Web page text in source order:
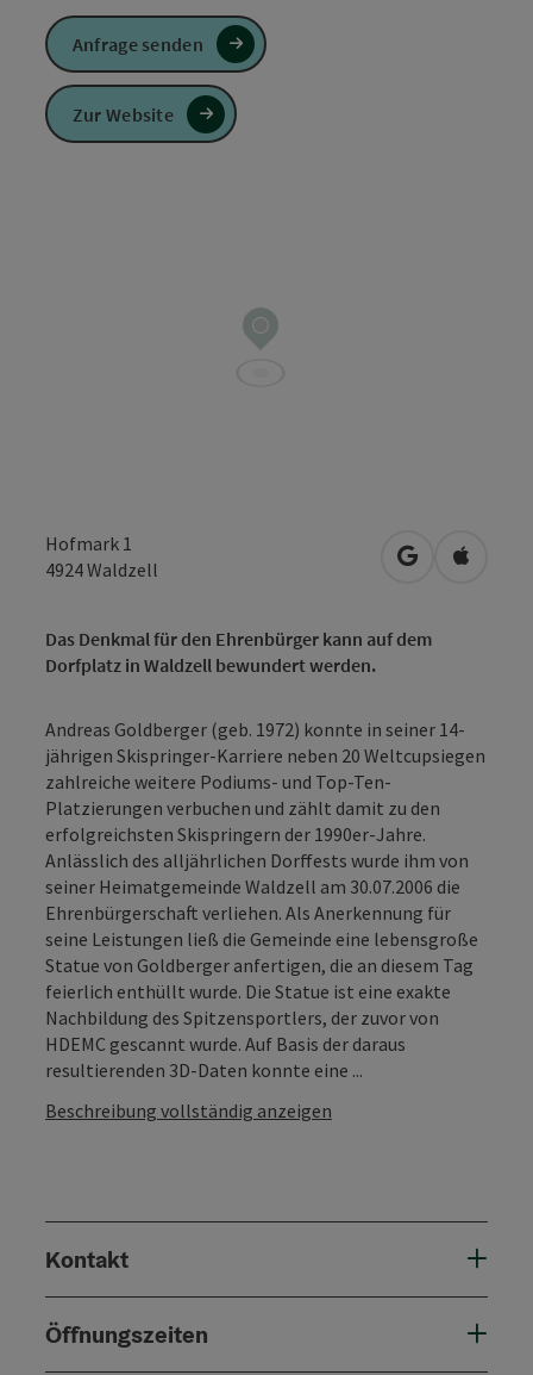
Hofmark 1
4924Waldzell in Google
in
Das Denkmal für den Ehrenbürger kann auf dem
Dorfplatz in Waldzell bewundert werden.
Andreas Goldberger (geb. 1972) konnte in seiner 14-
jährigen Skispringer-Karriere neben 20 Weltcupsiegen
zahlreiche weitere Podiums- und Top-Ten-
Platzierungen verbuchen und zählt damit zu den
erfolgreichsten Skispringern der 1990er-Jahre.
Anlässlich des alljährlichen Dorffests wurde ihm von
seiner Heimatgemeinde Waldzell am 30.07.2006 die
Ehrenbürgerschaft verliehen. Als Anerkennung für
seine Leistungen ließ die Gemeinde eine lebensgroße
Statue von Goldberger anfertigen, die an diesem Tag
feierlich enthüllt wurde. Die Statue ist eine exakte
Nachbildung des Spitzensportlers, der zuvor von
HDEMC gescannt wurde. Auf Basis der daraus
resultierenden 3D-Daten konnte eine ...
Beschreibung vollständig anzeigen
Kontakt
Öffnungszeiten
Anfrage senden
Zur Website